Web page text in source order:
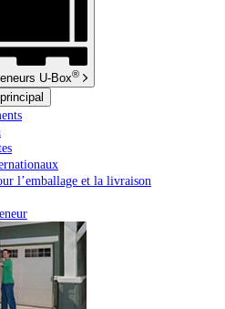
U-Box®
l’emballage et la livraison